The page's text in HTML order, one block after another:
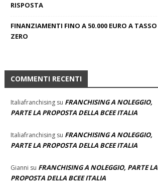
RISPOSTA
FINANZIAMENTI FINO A 50.000 EURO A TASSO
ZERO
COMMENTI RECENTI
Italiafranchising su FRANCHISING A NOLEGGIO,
PARTE LA PROPOSTA DELLA BCEE ITALIA
Italiafranchising su FRANCHISING A NOLEGGIO,
PARTE LA PROPOSTA DELLA BCEE ITALIA
Gianni su FRANCHISING A NOLEGGIO, PARTE LA
PROPOSTA DELLA BCEE ITALIA